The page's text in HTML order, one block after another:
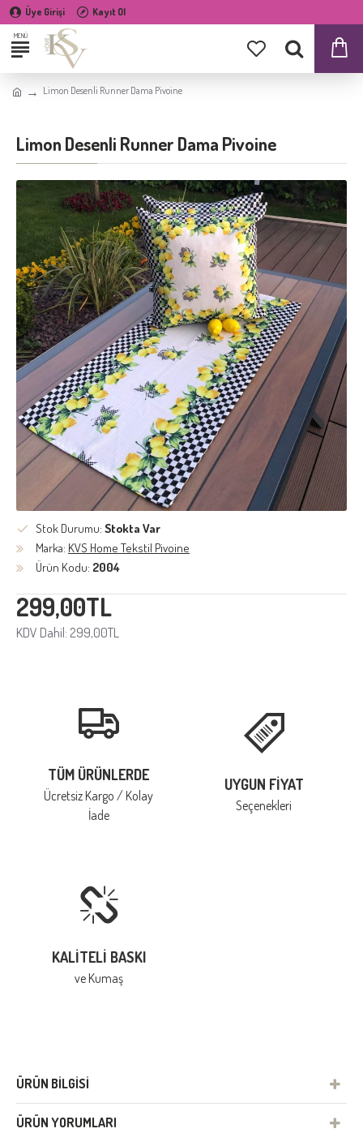
Üye Girişi Kayıt Ol
Limon Desenli Runner Dama Pivoine
Limon Desenli Runner Dama Pivoine
299,00TL
KDV Dahil: 299,00TL
Stok Durumu: Stokta Var
Marka: KVS Home Tekstil Pivoine
Ürün Kodu: 2004
TÜM ÜRÜNLERDE
Ücretsiz Kargo / Kolay
İade
UYGUN FIYAT
Seçenekleri
KALITELI BASKI
ve Kumaş
ÜRÜN BILGISI
ÜRÜN YORUMLARI